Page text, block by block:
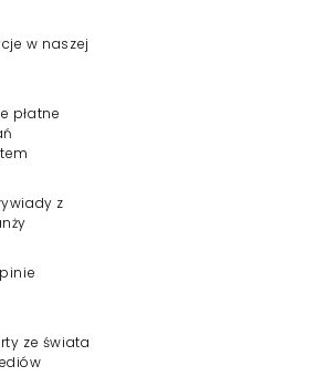
w naszej
płatne
z
ze świata